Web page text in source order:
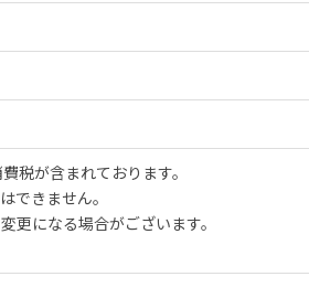
税が含まれております。
できません。
になる場合がございます。